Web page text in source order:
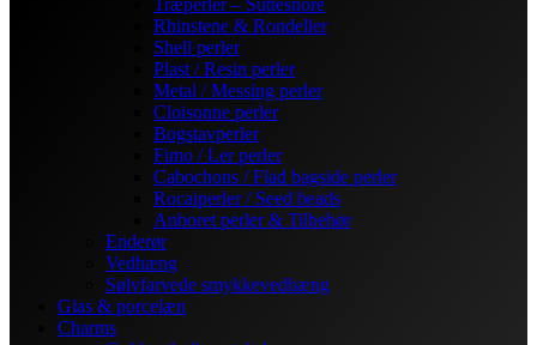
Træperler – Suttesnore
Rhinstene & Rondeller
Shell perler
Plast / Resin perler
Metal / Messing perler
Cloisonne perler
Bogstavperler
Fimo / Ler perler
Cabochons / Flad bagside perler
Rocaiperler / Seed beads
Anboret perler & Tilbehør
Enderør
Vedhæng
Sølvfarvede smykkevedhæng
Glas & porcelæn
Charms